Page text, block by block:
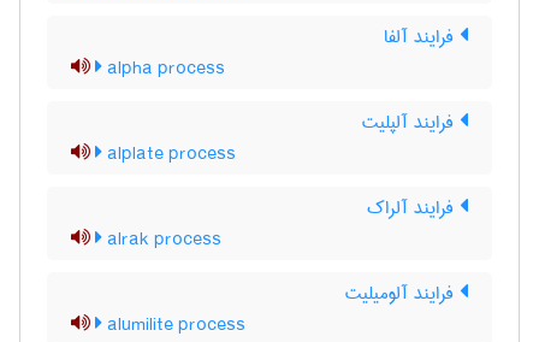
فرایند آلفا
alpha process
فرایند آلپلیت
alplate process
فرایند آلراک
alrak process
فرایند آلومیلیت
alumilite process